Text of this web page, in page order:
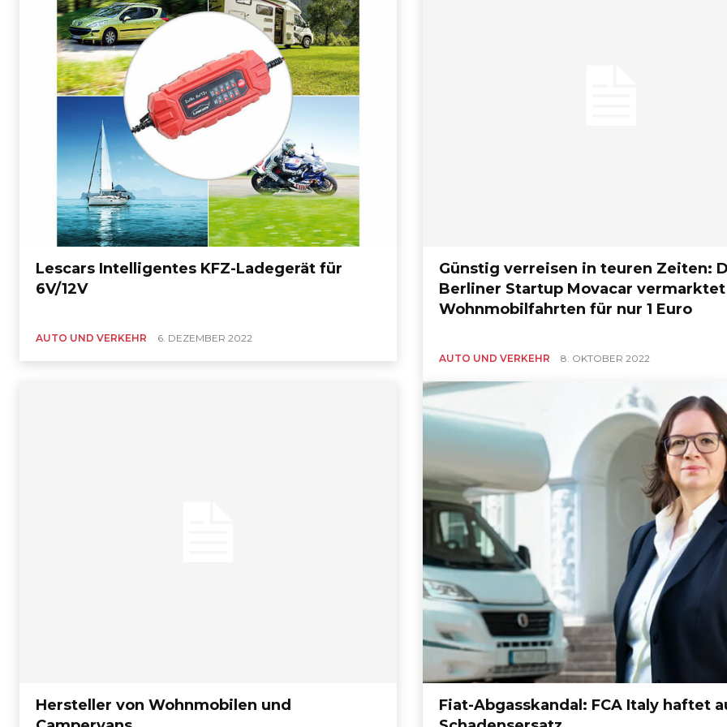
Lescars Intelligentes KFZ-Ladegerät für
6V/12V
AUTO UND VERKEHR 6. DEZEMBER 2022
Günstig verreisen in teuren Zeiten:
Berliner Startup Movacar vermarktet
Wohnmobilfahrten für nur 1 Euro
AUTO UND VERKEHR 8. OKTOBER 2022
Hersteller von Wohnmobilen und
Fiat-Abgasskandal: FCA Italy haftet